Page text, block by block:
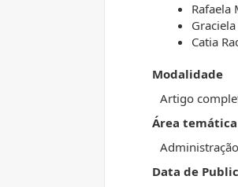
Rafaela
Catia
Modalidade
Artigo
Área temática
Data de